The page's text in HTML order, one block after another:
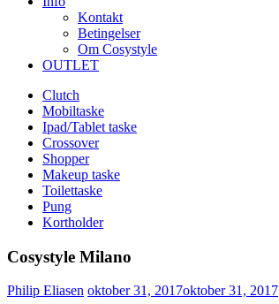
Kontakt
Betingelser
Om Cosystyle
OUTLET
Clutch
Mobiltaske
Ipad/Tablet taske
Crossover
Shopper
Makeup taske
Toilettaske
Pung
Kortholder
Cosystyle Milano
Philip Eliasen Udgivet
oktober 31, 2017oktober 31, 2017